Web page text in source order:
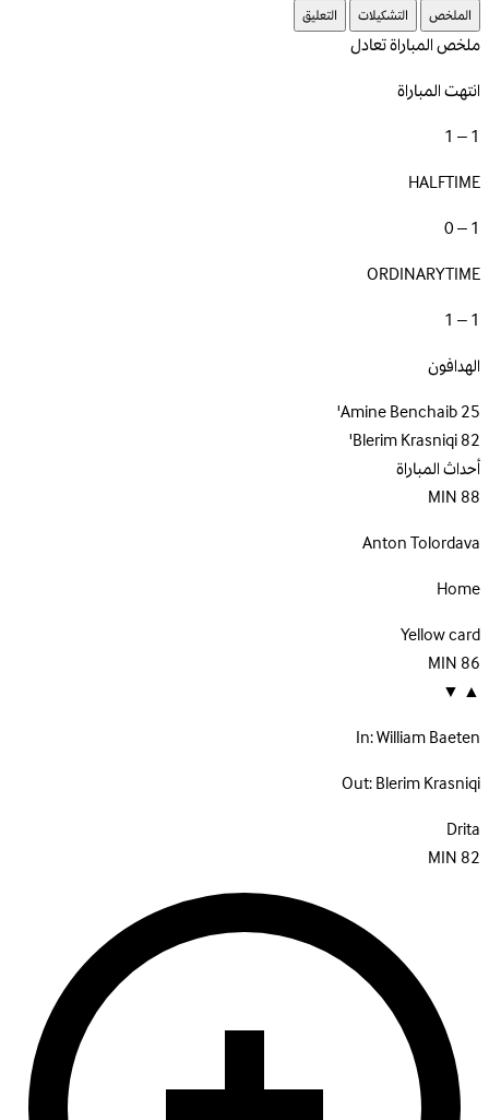
الملخص التشكيلات التعليق
ملخص المباراةتعادل
انتهت المباراة
1 – 1
HALFTIME
1 – 0
ORDINARYTIME
1 – 1
الهدافون
Amine Benchaib25'
Blerim Krasniqi82'
أحداث المباراة
88
MIN
Anton Tolordava
Home
Yellow card
86
MIN
▲
▼
In:William Baeten
Out:Blerim Krasniqi
Drita
82
MIN